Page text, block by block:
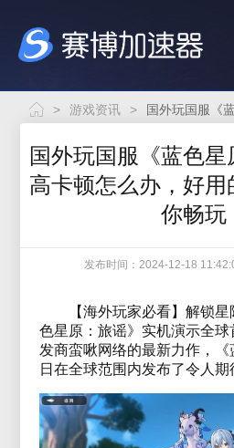
> 游戏资讯 >
国外玩国服《蓝色
高卡顿怎么办，好用
你畅玩
发布时间：2024-12-18
【海外玩家必看】解锁
色星原：旅谣》实机演示全
发商蛮啾网络的最新力作，
日在全球范围内发布了令人期